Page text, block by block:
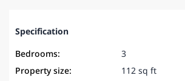
Specification
Bedrooms:
3
Property size:
112 sq ft